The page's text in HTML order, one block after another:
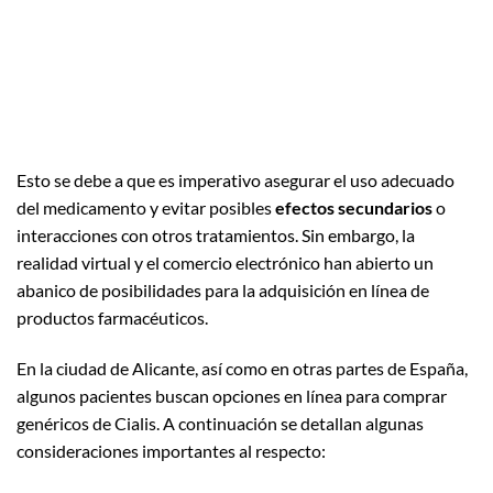
Esto se debe a que es imperativo asegurar el uso adecuado
del medicamento y evitar posiblesefectos secundarioso
interacciones con otros tratamientos. Sin embargo, la
realidad virtual y el comercio electrónico han abierto un
abanico de posibilidades para la adquisición en línea de
productos farmacéuticos.
En la ciudad de Alicante, así como en otras partes de España,
algunos pacientes buscan opciones en línea para comprar
genéricos de Cialis. A continuación se detallan algunas
consideraciones importantes al respecto: